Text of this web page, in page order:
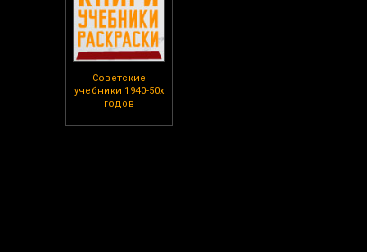
Советские
учебники 1940-50х
годов